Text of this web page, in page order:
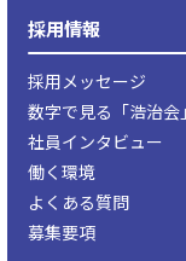
採用情報
採用メッセージ
数字で見る「浩治会」
社員インタビュー
働く環境
よくある質問
募集要項